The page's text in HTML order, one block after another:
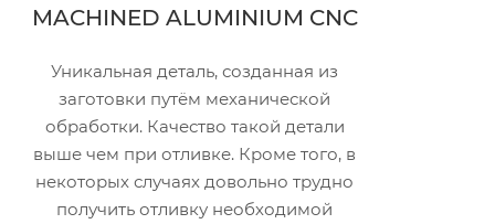
MACHINED ALUMINIUM CNC
Уникальная деталь, созданная из
заготовки путём механической
обработки. Качество такой детали
выше чем при отливке. Кроме того, в
некоторых случаях довольно трудно
получить отливку необходимой